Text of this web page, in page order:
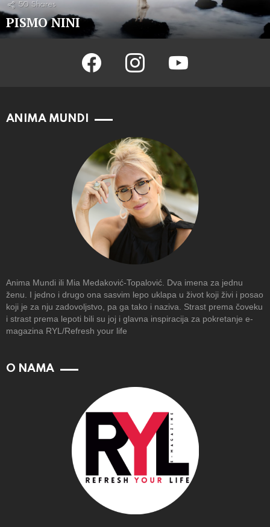
50 Shares
PISMO NINI
facebook instagram youtube
ANIMA MUNDI
Anima Mundi ili Mia Medaković-Topalović. Dva imena za jednu
ženu. I jedno i drugo ona sasvim lepo uklapa u život koji živi i posao
koji je za nju zadovoljstvo, pa ga tako i naziva. Strast prema čoveku
i strast prema lepoti bili su joj i glavna inspiracija za pokretanje e-
magazina RYL/Refresh your life
O NAMA